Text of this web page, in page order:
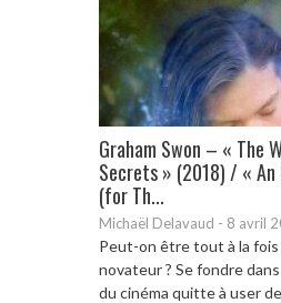
Graham Swon – « The
Secrets » (2018) / « An
(for Th...
Michaël Delavaud - 8 avril
Peut-on être tout à la
novateur ? Se fondre
du cinéma quitte à user